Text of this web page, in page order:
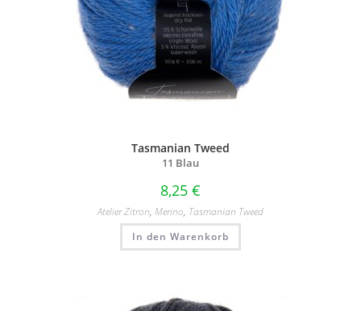
Tasmanian Tweed
11 Blau
8,25 €
Atelier Zitron, Merino, Tasmanian Tweed
In den Warenkorb